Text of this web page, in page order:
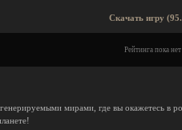
Скачать игру
Рейтинга пока
мирами, где вы окажетесь в